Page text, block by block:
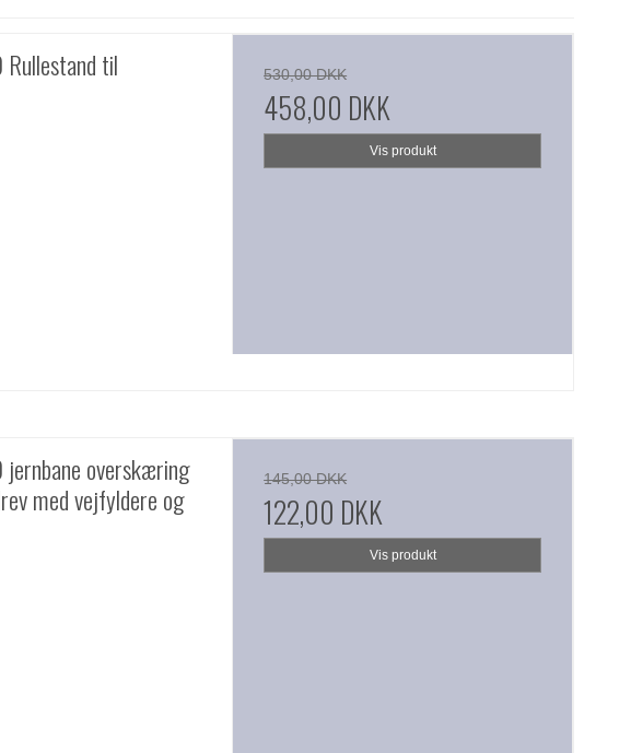
Rullestand til
530,00 DKK
458,00 DKK
Vis produkt
jernbane overskæring
med vejfyldere og
145,00 DKK
122,00 DKK
Vis produkt